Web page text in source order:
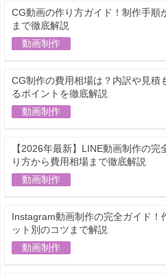
CG動画の作り方ガイド！制作手順
まで徹底解説
動画制作
CG制作の費用相場は？内訳や見積
るポイントを徹底解説
動画制作
【2026年最新】LINE動画制作の
り方から費用相場まで徹底解説
動画制作
Instagram動画制作の完全ガイド！
ット別のコツまで解説
動画制作